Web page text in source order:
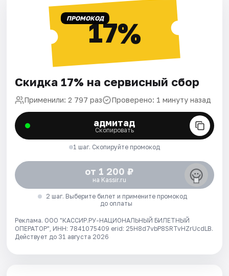
ПРОМОКОД17%
Скидка 17% на сервисный сбор
Применили: 2 797 раз Проверено: 1 минуту назад
адмитад
Скопировать
1 шаг. Скопируйте промокод
от 1 200 ₽
на Kassir.ru
2 шаг. Выберите билет и примените промокод
до оплаты
Реклама. ООО "КАССИР.РУ-НАЦИОНАЛЬНЫЙ БИЛЕТНЫЙ
ОПЕРАТОР", ИНН: 7841075409 erid: 25H8d7vbP8SRTvHZrUcdLB.
Действует до 31 августа 2026